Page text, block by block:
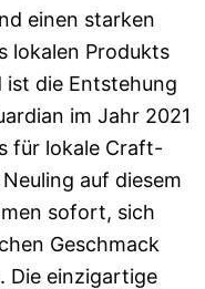
einen starken
lokalen Produkts
ist die Entstehung
im Jahr 2021
für lokale Craft-
auf diesem
sofort, sich
Geschmack
Die einzigartige